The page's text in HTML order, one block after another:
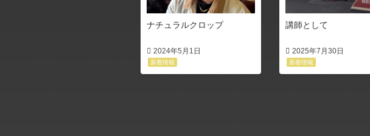
ナチュラルクロップ
2024年5月1日
新着情報
講師として
2025年7月30日
新着情報